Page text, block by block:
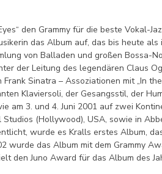
den Grammy für die beste Vokal-
das Album auf, das bis heute als
von Balladen und großen Bossa-
der Leitung des legendären Claus
Sinatra – Assoziationen mit „In
Klaviersoli, der Gesangsstil, der
am 3. und 4. Juni 2001 auf zwei
(Hollywood), USA, sowie in
wurde es Kralls erstes Album,
wurde das Album mit dem Grammy
den Juno Award für das Album des